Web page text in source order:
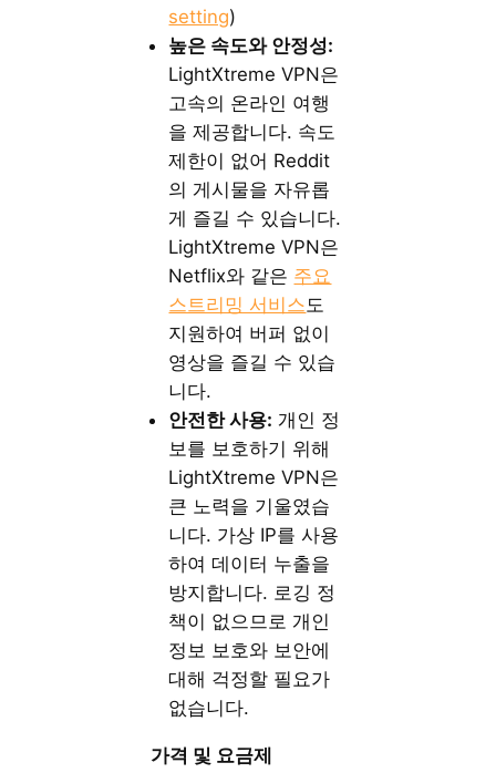
setting)
높은 속도와 안정성:
LightXtreme VPN은
고속의 온라인 여행
을 제공합니다. 속도
제한이 없어 Reddit
의 게시물을 자유롭
게 즐길 수 있습니다.
LightXtreme VPN은
Netflix와 같은 주요
스트리밍 서비스 도
지원하여 버퍼 없이
영상을 즐길 수 있습
니다.
안전한 사용: 개인 정
보를 보호하기 위해
LightXtreme VPN은
큰 노력을 기울였습
니다. 가상 IP를 사용
하여 데이터 누출을
방지합니다. 로깅 정
책이 없으므로 개인
정보 보호와 보안에
대해 걱정할 필요가
없습니다.
가격 및 요금제